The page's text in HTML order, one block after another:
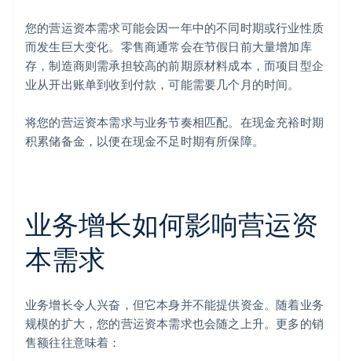
您的营运资本需求可能会因一年中的不同时期或行业性质
而发生巨大变化。零售商通常会在节假日前大量增加库
存，制造商则需承担较高的前期原材料成本，而项目型企
业从开出账单到收到付款，可能需要几个月的时间。
将您的营运资本需求与业务节奏相匹配。在现金充裕时期
积累储备金，以便在现金不足时期有所保障。
业务增长如何影响营运资
本需求
业务增长令人兴奋，但它本身并不能提供资金。随着业务
规模的扩大，您的营运资本需求也会随之上升。更多的销
售额往往意味着：